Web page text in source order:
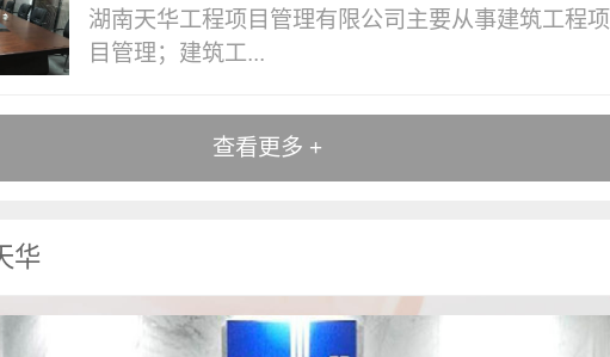
湖南天华工程项目管理有限公司主要从事建筑工程项
目管理；建筑工...
查看更多 +
华